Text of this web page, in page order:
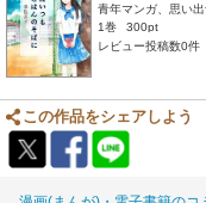
青年マンガ、思い
1巻
300pt
レビュー投稿数0件
この作品をシェアしよう